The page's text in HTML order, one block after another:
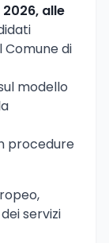
alle
di
modello
procedure
servizi